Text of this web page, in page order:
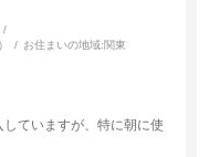
お住まいの地域:関東
ていますが、特に朝に使